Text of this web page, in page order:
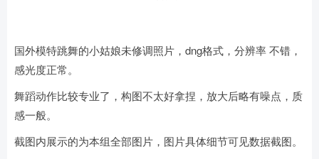
国外模特跳舞的小姑娘未修调照片，dng格式，分辨率 不错，
感光度正常。
舞蹈动作比较专业了，构图不太好拿捏，放大后略有噪点，质
感一般。
截图内展示的为本组全部图片，图片具体细节可见数据截图。